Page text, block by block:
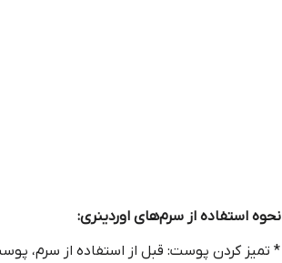
نحوه استفاده از سرم‌های اوردینری:
* تمیز کردن پوست: قبل از استفاده از سرم،